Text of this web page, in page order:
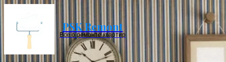
PSK Remont
Все о ремонте квартир